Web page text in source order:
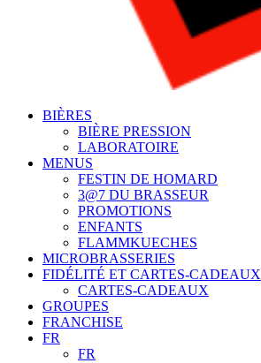
BIÈRES
BIÈRE PRESSION
LABORATOIRE
MENUS
FESTIN DE HOMARD
3@7 DU BRASSEUR
PROMOTIONS
ENFANTS
FLAMMKUECHES
MICROBRASSERIES
FIDÉLITÉ ET CARTES-CADEAUX
CARTES-CADEAUX
GROUPES
FRANCHISE
FR
FR